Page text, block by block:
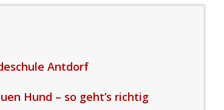
Antdorf
Hund – so geht’s richtig